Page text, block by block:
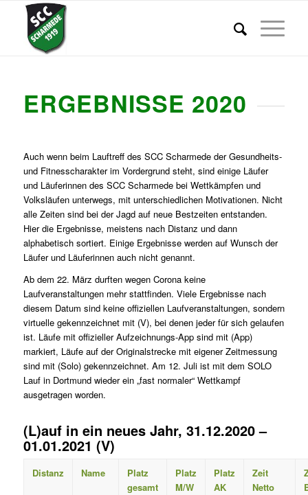
ERGEBNISSE 2020
Auch wenn beim Lauftreff des SCC Scharmede der Gesundheits-
und Fitnesscharakter im Vordergrund steht, sind einige Läufer
und Läuferinnen des SCC Scharmede bei Wettkämpfen und
Volksläufen unterwegs, mit unterschiedlichen Motivationen. Nicht
alle Zeiten sind bei der Jagd auf neue Bestzeiten entstanden.
Hier die Ergebnisse, meistens nach Distanz und dann
alphabetisch sortiert. Einige Ergebnisse werden auf Wunsch der
Läufer und Läuferinnen auch nicht genannt.
Ab dem 22. März durften wegen Corona keine
Laufveranstaltungen mehr stattfinden. Viele Ergebnisse nach
diesem Datum sind keine offiziellen Laufveranstaltungen, sondern
virtuelle gekennzeichnet mit (V), bei denen jeder für sich gelaufen
ist. Läufe mit offizieller Aufzeichnungs-App sind mit (App)
markiert, Läufe auf der Originalstrecke mit eigener Zeitmessung
sind mit (Solo) gekennzeichnet. Am 12. Juli ist mit dem SOLO
Lauf in Dortmund wieder ein „fast normaler“ Wettkampf
ausgetragen worden.
(L)auf in ein neues Jahr, 31.12.2020 –
01.01.2021 (V)
Distanz Name
Platz
gesamt
Platz
M/W
Platz
AK
Zeit
Netto